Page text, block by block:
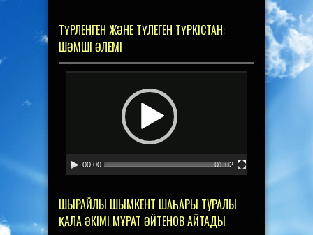
ТҮРЛЕНГЕН ЖӘНЕ ТҮЛЕГЕН ТҮРКІСТАН:
ШӘМШІ ӘЛЕМІ
00:00 01:02
ШЫРАЙЛЫ ШЫМКЕНТ ШАҺАРЫ ТУРАЛЫ
ҚАЛА ӘКІМІ МҰРАТ ӘЙТЕНОВ АЙТАДЫ